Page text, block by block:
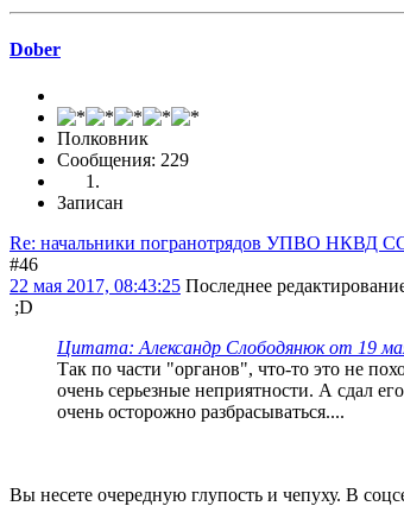
Dober
Полковник
Сообщения: 229
Записан
Re: начальники погранотрядов УПВО НКВД
#46
22 мая 2017, 08:43:25 Последнее
;D
Цитата: Александр Слободянюк от 19
Так по части "органов", что-то это не
очень серьезные неприятности. А сдал
очень осторожно разбрасываться....
Вы несете очередную глупость и чепуху. В